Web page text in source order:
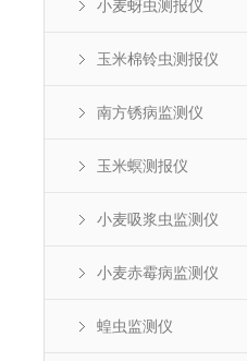
小麦蚜虫测报仪
玉米棉铃虫测报仪
南方锈病监测仪
玉米螟测报仪
小麦吸浆虫监测仪
小麦赤霉病监测仪
蝗虫监测仪